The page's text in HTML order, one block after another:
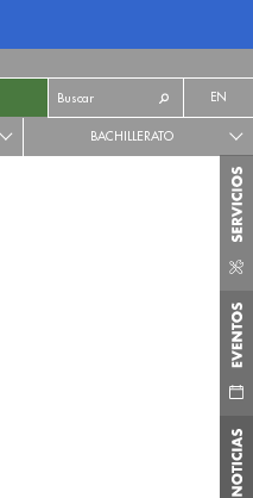
EN
BACHILLERATO